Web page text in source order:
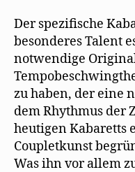
Der spezifische
besonderes Talent
notwendige
zu haben, der eine
dem Rhythmus der
heutigen Kabaretts
Coupletkunst
Was ihn vor allem